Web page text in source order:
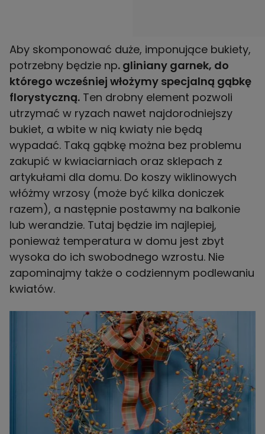
Aby skomponować duże, imponujące bukiety,
potrzebny będzie np. gliniany garnek, do
którego wcześniej włożymy specjalną gąbkę
florystyczną. Ten drobny element pozwoli
utrzymać w ryzach nawet najdorodniejszy
bukiet, a wbite w nią kwiaty nie będą
wypadać. Taką gąbkę można bez problemu
zakupić w kwiaciarniach oraz sklepach z
artykułami dla domu. Do koszy wiklinowych
włóżmy wrzosy (może być kilka doniczek
razem), a następnie postawmy na balkonie
lub werandzie. Tutaj będzie im najlepiej,
ponieważ temperatura w domu jest zbyt
wysoka do ich swobodnego wzrostu. Nie
zapominajmy także o codziennym podlewaniu
kwiatów.